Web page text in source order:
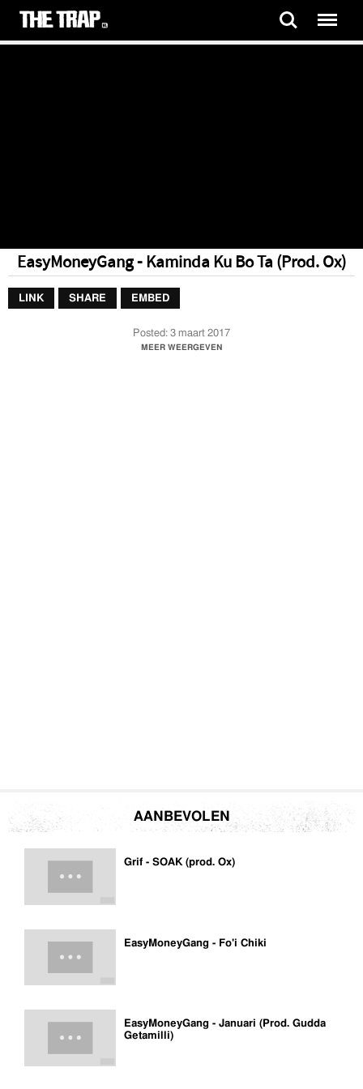
EasyMoneyGang - Kaminda Ku Bo Ta (Prod. Ox)
LINK SHARE EMBED
Posted: 3 maart 2017
#RIPBECHOLIZE
MEER WEERGEVEN
AANBEVOLEN
Grif - SOAK (prod. Ox)
EasyMoneyGang - Fo'i Chiki
EasyMoneyGang - Januari (Prod. Gudda
Getamilli)